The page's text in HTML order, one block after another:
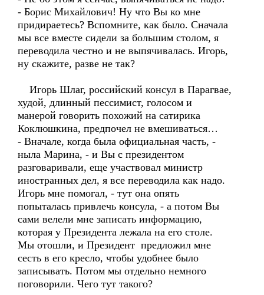
- Борис Михайлович! Ну что Вы ко мне
придираетесь? Вспомните, как было. Сначала
мы все вместе сидели за большим столом, я
переводила честно и не выпячивалась. Игорь,
ну скажите, разве не так?
Игорь Шлаг, российский консул в Парагвае,
худой, длинный пессимист, голосом и
манерой говорить похожий на сатирика
Коклюшкина, предпочел не вмешиваться…
- Вначале, когда была официальная часть, -
ныла Марина, - и Вы с президентом
разговаривали, еще участвовал министр
иностранных дел, я все переводила как надо.
Игорь мне помогал, - тут она опять
попыталась привлечь консула, - а потом Вы
сами велели мне записать информацию,
которая у Президента лежала на его столе.
Мы отошли, и Президент предложил мне
сесть в его кресло, чтобы удобнее было
записывать. Потом мы отдельно немного
поговорили. Чего тут такого?